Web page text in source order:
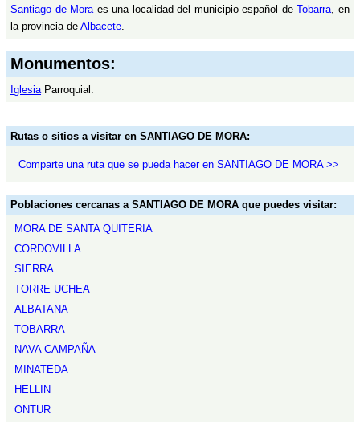
Santiago de Moraes una localidad del municipio español deTobarra, en
la provincia de Albacete.
Monumentos:
IglesiaParroquial.
Rutas o sitios a visitar en SANTIAGO DE MORA:
Comparte una ruta que se pueda hacer en SANTIAGO DE MORA >>
Poblaciones cercanas a SANTIAGO DE MORA que puedes visitar:
MORA DE SANTA QUITERIA
CORDOVILLA
SIERRA
TORRE UCHEA
ALBATANA
TOBARRA
NAVA CAMPAÑA
MINATEDA
HELLIN
ONTUR